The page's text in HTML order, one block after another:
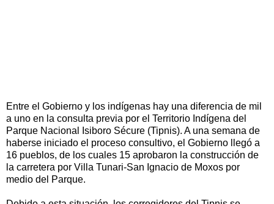
Entre el Gobierno y los indígenas hay una diferencia de mil
a uno en la consulta previa por el Territorio Indígena del
Parque Nacional Isiboro Sécure (Tipnis). A una semana de
haberse iniciado el proceso consultivo, el Gobierno llegó a
16 pueblos, de los cuales 15 aprobaron la construcción de
la carretera por Villa Tunari-San Ignacio de Moxos por
medio del Parque.